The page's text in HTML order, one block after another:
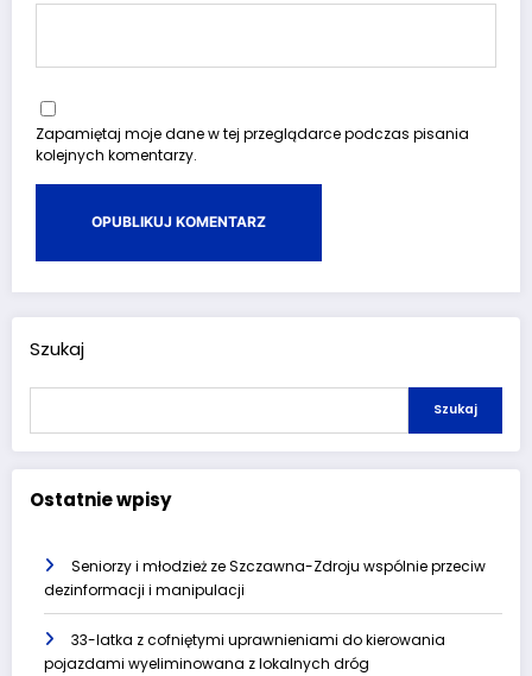
Zapamiętaj moje dane w tej przeglądarce podczas pisania
kolejnych komentarzy.
Szukaj
Szukaj
Ostatnie wpisy
Seniorzy i młodzież ze Szczawna-Zdroju wspólnie przeciw
dezinformacji i manipulacji
33-latka z cofniętymi uprawnieniami do kierowania
pojazdami wyeliminowana z lokalnych dróg